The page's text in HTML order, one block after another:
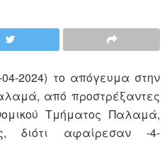
2024) το απόγευμα στην
από προστρέξαντες
Τμήματος Παλαμά,
διότι αφαίρεσαν -4-